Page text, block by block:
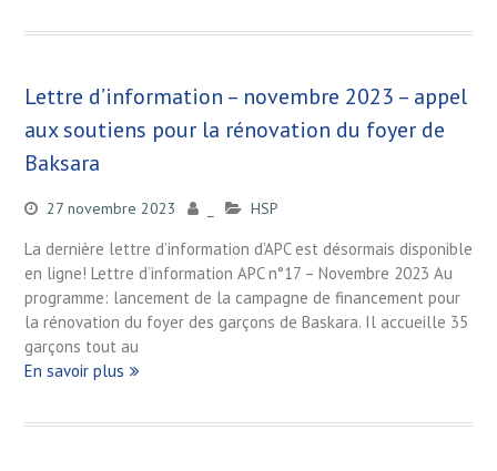
Lettre d’information – novembre 2023 – appel
aux soutiens pour la rénovation du foyer de
Baksara
27 novembre 2023 HSP
La dernière lettre d’information d’APC est désormais disponible
en ligne! Lettre d’information APC n°17 – Novembre 2023 Au
programme: lancement de la campagne de financement pour
la rénovation du foyer des garçons de Baskara. Il accueille 35
garçons tout au
En savoir plus